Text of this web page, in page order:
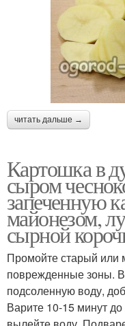
читать дальше →
Картошка в
сыром
запеченную
майонезом,
сырной
Промойте старый или
поврежденные зоны.
подсоленную воду,
Варите 10-15 минут